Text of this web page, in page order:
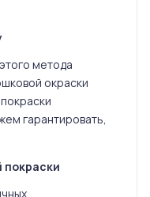
метода
окраски
гарантировать,